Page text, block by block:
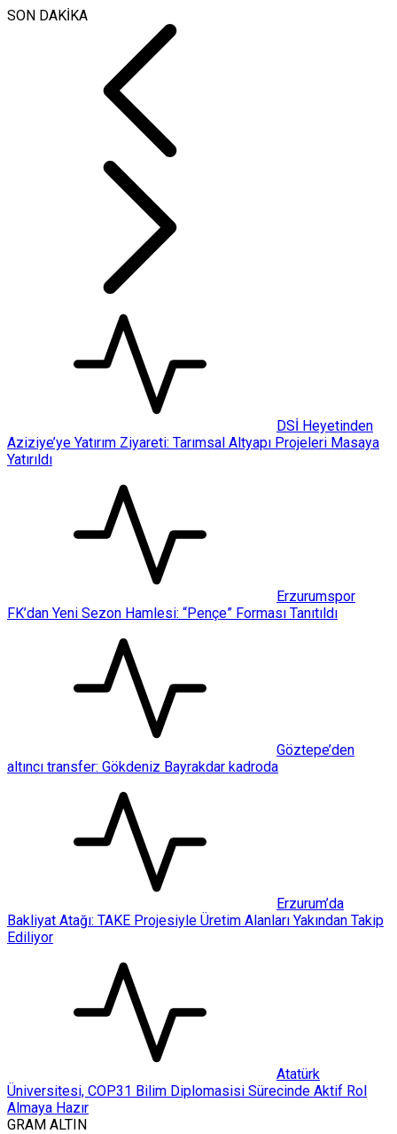
SON DAKİKA
DSİ Heyetinden
Aziziye’ye Yatırım Ziyareti: Tarımsal Altyapı Projeleri Masaya
Yatırıldı
Erzurumspor
FK’dan Yeni Sezon Hamlesi: “Pençe” Forması Tanıtıldı
Göztepe’den
altıncı transfer: Gökdeniz Bayrakdar kadroda
Erzurum’da
Bakliyat Atağı: TAKE Projesiyle Üretim Alanları Yakından Takip
Ediliyor
Atatürk
Üniversitesi, COP31 Bilim Diplomasisi Sürecinde Aktif Rol
Almaya Hazır
GRAM ALTIN